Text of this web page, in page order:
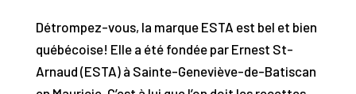
Détrompez-vous, la marque ESTA est bel et bien
québécoise! Elle a été fondée par Ernest St-
Arnaud (ESTA) à Sainte-Geneviève-de-Batiscan